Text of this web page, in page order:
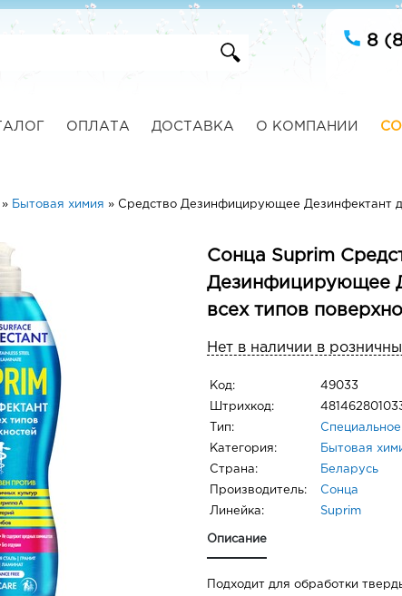
8
ОПЛАТА ДОСТАВКА О КОМПАНИИ
» Бытовая химия » Средство Дезинфицирующее Дезинфектант
Сонца Suprim
Дезинфицирующее
всех типов
Нет в наличии в
Код: 49033
Штрихкод:
Тип:
Категория: Бытовая
Страна: Беларусь
Производитель: Сонца
Линейка: Suprim
Описание
Подходит для обработки